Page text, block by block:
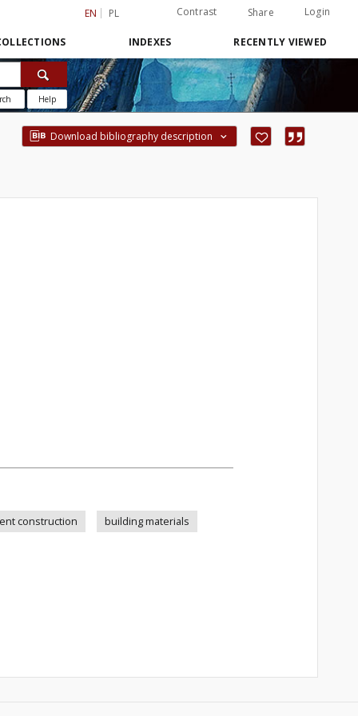
EN PL Contrast Share Login
INDEXES RECENTLY VIEWED
Help
Download bibliography description
construction
building materials